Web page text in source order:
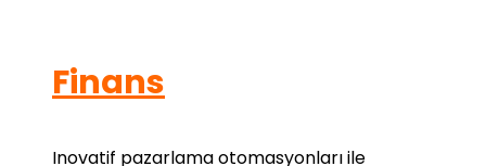
Finans
Inovatif pazarlama otomasyonları ile